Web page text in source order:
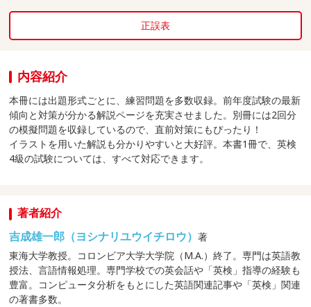
正誤表
内容紹介
本冊には出題形式ごとに、練習問題を多数収録。前年度試験の最新
傾向と対策が分かる解説ページを充実させました。別冊には2回分
の模擬問題を収録しているので、直前対策にもぴったり！
イラストを用いた解説も分かりやすいと大好評。本書1冊で、英検
4級の試験については、すべて対応できます。
著者紹介
吉成雄一郎（ヨシナリユウイチロウ）著
東海大学教授。コロンビア大学大学院（M.A.）終了。専門は英語教
授法、言語情報処理。専門学校での英会話や「英検」指導の経験も
豊富。コンピュータ分析をもとにした英語関連記事や「英検」関連
の著書多数。